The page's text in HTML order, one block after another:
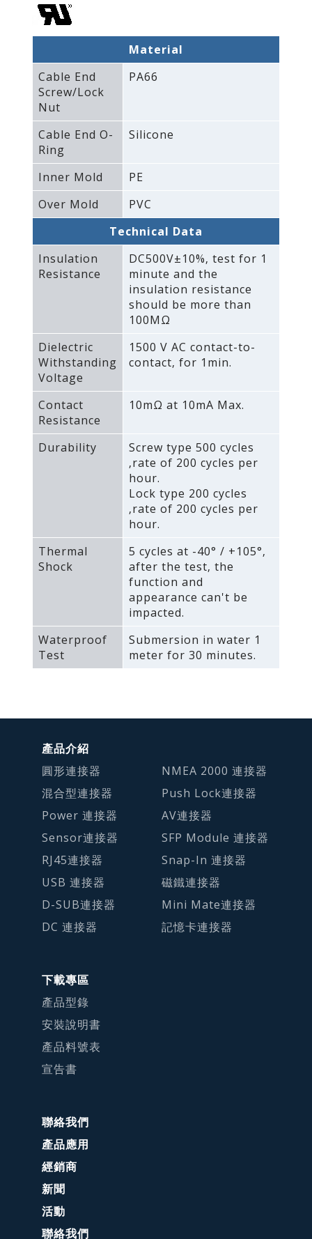
Material
Cable End
Screw/Lock
Nut
PA66
Cable End O-
Ring
Silicone
Inner Mold
PE
Over Mold
PVC
Technical Data
Insulation
Resistance
DC500V±10%‚ test for 1
minute and the
insulation resistance
should be more than
100MΩ
Dielectric
Withstanding
Voltage
1500 V AC contact-to-
contact‚ for 1min.
Contact
Resistance
10mΩ at 10mA Max.
Durability
Screw type 500 cycles
‚rate of 200 cycles per
hour.
Lock type 200 cycles
‚rate of 200 cycles per
hour.
Thermal
Shock
5 cycles at -40° / +105°‚
after the test‚ the
function and
appearance can't be
impacted.
Waterproof
Test
Submersion in water 1
meter for 30 minutes.
產品介紹
圓形連接器
混合型連接器
Power 連接器
Sensor連接器
RJ45連接器
USB 連接器
D-SUB連接器
DC 連接器
NMEA 2000 連接器
Push Lock連接器
AV連接器
SFP Module 連接器
Snap-In 連接器
磁鐵連接器
Mini Mate連接器
記憶卡連接器
下載專區
產品型錄
安裝說明書
產品料號表
宣告書
聯絡我們
產品應用
經銷商
新聞
活動
聯絡我們